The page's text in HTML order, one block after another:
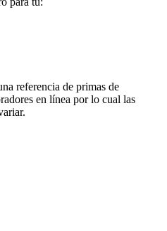
referencia de primas de
en línea por lo cual las